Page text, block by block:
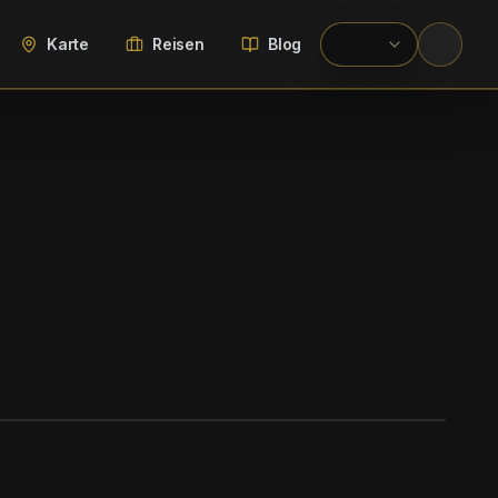
Karte Reisen Blog